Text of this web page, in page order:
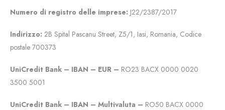
Numero di registro delle imprese: J22/2387/2017
Indirizzo: 2B Spital Pascanu Street, Z5/1, Iasi, Romania, Codice
postale 700373
UniCredit Bank – IBAN – EUR – RO23 BACX 0000 0020
3500 5001
UniCredit Bank – IBAN – Multivaluta – RO50 BACX 0000